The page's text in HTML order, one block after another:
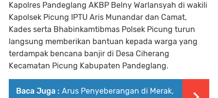
Kapolres Pandeglang AKBP Belny Warlansyah di wakili
Kapolsek Picung IPTU Aris Munandar dan Camat,
Kades serta Bhabinkamtibmas Polsek Picung turun
langsung memberikan bantuan kepada warga yang
terdampak bencana banjir di Desa Ciherang
Kecamatan Picung Kabupaten Pandeglang.
Baca Juga : Arus Penyeberangan di Merak,